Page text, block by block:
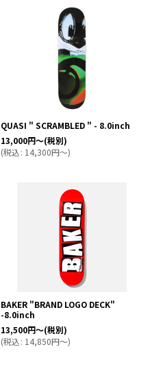
QUASI " SCRAMBLED " - 8.0inch
13,000円～(税別)
(税込: 14,300円～)
BAKER "BRAND LOGO DECK"
-8.0inch
13,500円～(税別)
(税込: 14,850円～)